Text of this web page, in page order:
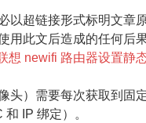
newifi
路
以超链接形式标明文章原
用此文后造成的任何后果
想 newifi 路由器设置静
头）需要每次获取到固
IP 绑定）。